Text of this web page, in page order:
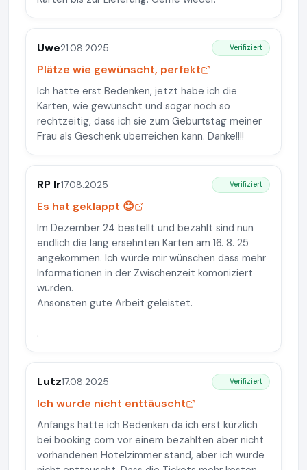
Uwe21.08.2025 Verifiziert
Plätze wie gewünscht, perfekt
Ich hatte erst Bedenken, jetzt habe ich die
Karten, wie gewünscht und sogar noch so
rechtzeitig, dass ich sie zum Geburtstag meiner
Frau als Geschenk überreichen kann. Danke!!!!
RP Ir17.08.2025 Verifiziert
Es hat geklappt 😊
Im Dezember 24 bestellt und bezahlt sind nun
endlich die lang ersehnten Karten am 16. 8. 25
angekommen. Ich würde mir wünschen dass mehr
Informationen in der Zwischenzeit komoniziert
würden.
Ansonsten gute Arbeit geleistet.
.
Lutz17.08.2025 Verifiziert
Ich wurde nicht enttäuscht
Anfangs hatte ich Bedenken da ich erst kürzlich
bei booking com vor einem bezahlten aber nicht
vorhandenen Hotelzimmer stand, aber ich wurde